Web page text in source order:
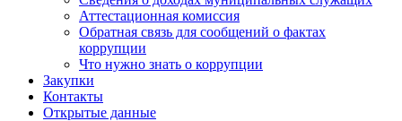
Аттестационная комиссия
Обратная связь для сообщений о фактах
коррупции
Что нужно знать о коррупции
Закупки
Контакты
Открытые данные